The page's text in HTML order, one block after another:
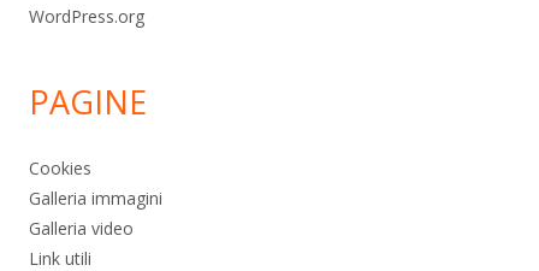
WordPress.org
PAGINE
Cookies
Galleria immagini
Galleria video
Link utili